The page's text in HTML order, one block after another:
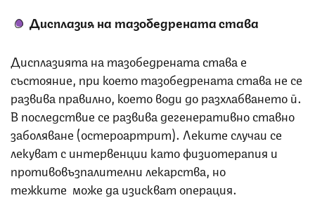
Дисплазия на тазобедрената става
Дисплазията на тазобедрената става е
състояние, при което тазобедрената става не се
развива правилно, което води до разхлабването й.
В последствие се развива дегенеративно ставно
заболяване (остероартрит). Леките случаи се
лекуват с интервенции като физиотерапия и
противовъзпалителни лекарства, но
тежките може да изискват операция.